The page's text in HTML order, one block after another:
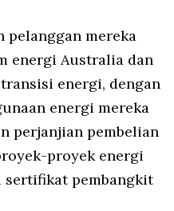
pelanggan mereka
energi Australia dan
energi, dengan
energi mereka
perjanjian pembelian
proyek energi
pembangkit